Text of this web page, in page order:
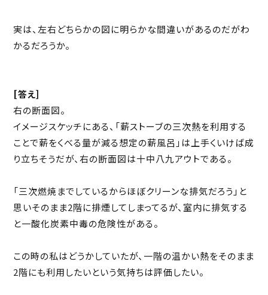
実は、左右どちらかの図に明らかな間違いがあるのだがわ
かるだろうか。
[答え]
右の断面図。
イメージスケッチにある、「薪ストーブの三次熱を利用する
ことで薪をくべる量が減る想定の薪風呂」は上手くいけば成
り立ちそうだが、右の断面図は十中八九アウトである。
「三次燃焼までしているからほぼクリーンな排気だろう」と
思いそのまま2階に排煙してしまってるが、室内に排気する
と一酸化炭素中毒の危険性がある。
この時の私はどうかしていたが、一階の温かい熱をそのまま
2階にも利用したいという気持ちは評価したい。